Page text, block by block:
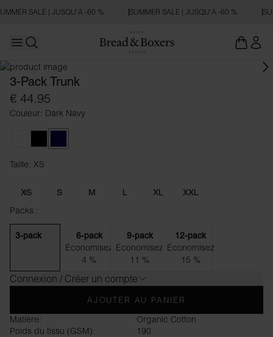
SALE | JUSQU’À -60 % SUMMER SALE | JUSQU’À -60 %
Open main menu
3-Pack Trunk
€ 44.95
Couleur: Dark Navy
Taille: XS
XS S M L XL XXL
Packs :
3-pack 6-pack
Économisez
4 %
9-pack
Économisez
11 %
12-pack
Économisez
15 %
Connexion / Créer un compte
AJOUTER AU PANIER
Matière:
Organic Cotton
Poids du tissu (GSM):
190